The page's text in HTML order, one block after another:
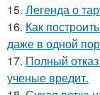
15. Легенда о
16. Как
даже в одной
17. Полный
ученые вредит.